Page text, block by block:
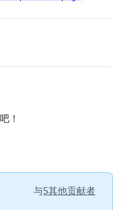
吧！
与5其他贡献者